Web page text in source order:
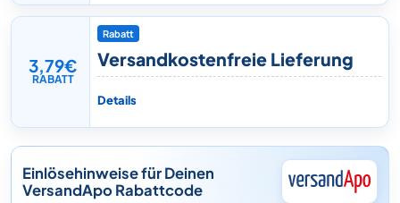
3,79€
RABATT
Rabatt
Versandkostenfreie Lieferung
Details
Einlösehinweise für Deinen
VersandApo Rabattcode